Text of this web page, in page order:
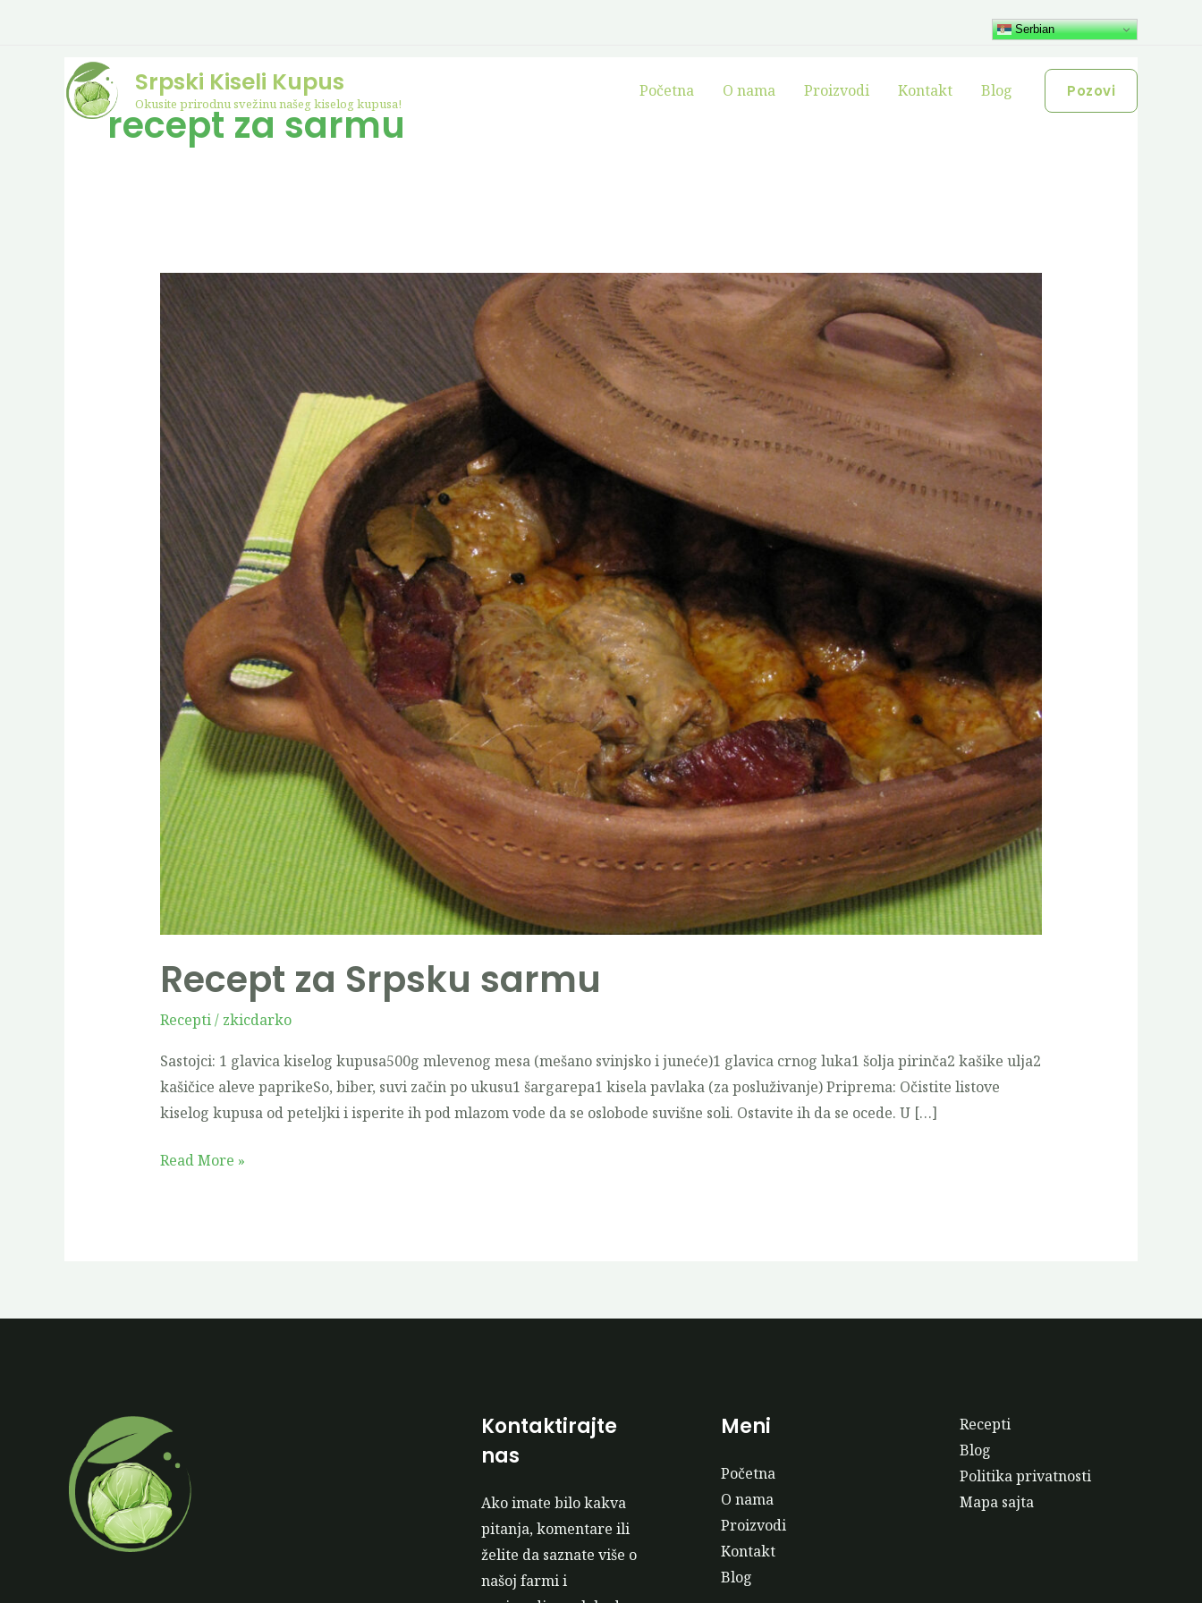
Serbian
Srpski Kiseli Kupus
Okusite prirodnu svežinu našeg kiselog kupusa!
Početna O nama Proizvodi Kontakt Blog Pozovi
recept za sarmu
Recept za Srpsku sarmu
Recepti/ zkicdarko
Sastojci: 1 glavica kiselog kupusa500g mlevenog mesa (mešano svinjsko i juneće)1 glavica crnog luka1 šolja pirinča2 kašike ulja2
kašičice aleve paprikeSo, biber, suvi začin po ukusu1 šargarepa1 kisela pavlaka (za posluživanje) Priprema: Očistite listove
kiselog kupusa od peteljki i isperite ih pod mlazom vode da se oslobode suvišne soli. Ostavite ih da se ocede. U […]
Recept
Srpsku
sarmu
Read More »
Kontaktirajte
nas
Ako imate bilo kakva
pitanja, komentare ili
želite da saznate više o
našoj farmi i
Meni
Početna
O nama
Proizvodi
Kontakt
Blog
Recepti
Blog
Politika privatnosti
Mapa sajta